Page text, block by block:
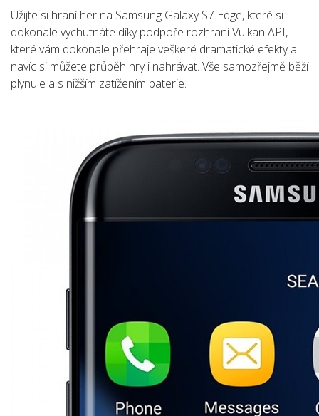
Užijte si hraní her na Samsung Galaxy S7 Edge, které si
dokonale vychutnáte díky podpoře rozhraní Vulkan API,
které vám dokonale přehraje veškeré dramatické efekty a
navíc si můžete průběh hry i nahrávat. Vše samozřejmě běží
plynule a s nižším zatížením baterie.